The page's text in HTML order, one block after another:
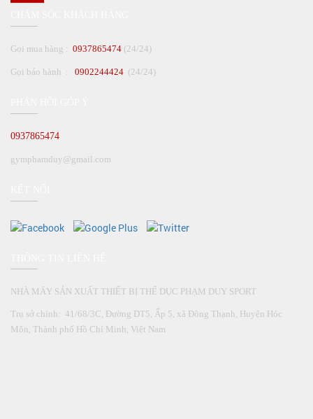
Gọi mua hàng : 0937865474 (24/24)
Gọi bảo hành : 0902244424 (24/24)
0937865474
gymphamduy@gmail.com
NHÀ MÁY SẢN XUẤT THIẾT BỊ THỂ DỤC PHẠM DUY SPORT
Trụ sở chính: 41/68/3C, Đường DT5, Ấp 5, xã Đông Thạnh, Huyện Hóc
Môn, Thành phố Hồ Chí Minh, Việt Nam